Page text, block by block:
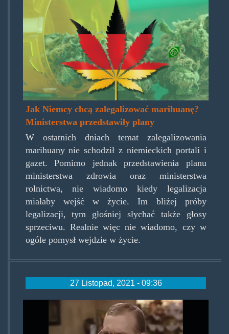
germanyweed.jpg
Jak Niemcy chcą zalegalizować marihuanę?
Ministerstwa przedstawiły plany
W ostatnich dniach temat zalegalizowania
marihuany nie schodził z niemieckich portali i
gazet. Pomimo jednak przedstawienia planu
ministerstwa zdrowia oraz ministerstwa
rolnictwa, nie wiadomo kiedy legalizacja
miałaby wejść w życie. Im bliżej próby
legalizacji, tym głośniej słychać także głosy
sprzeciwu. Realnie więc nie wiadomo, czy w
ogóle pomysł wejdzie w życie.
27 Listopad, 2021 - 09:36
herrflick.jpg